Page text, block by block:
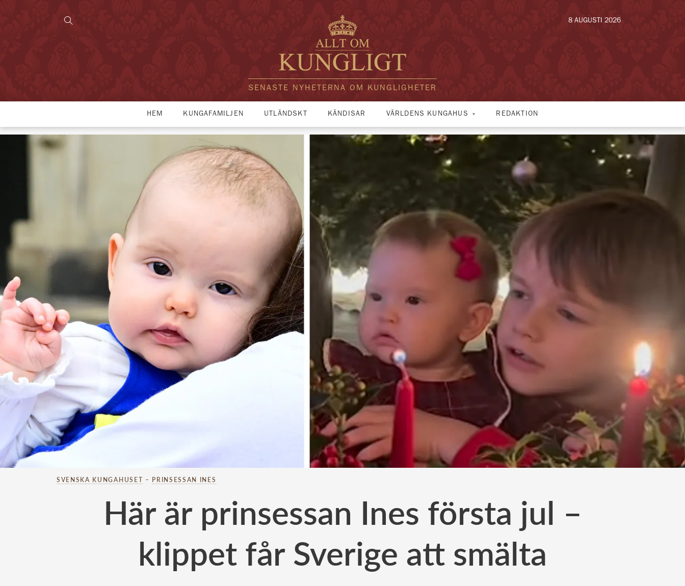
SENASTE NYHETERNA OM KUNGLIGHETER
8 AUGUSTI 2026
HEM KUNGAFAMILJEN UTLÄNDSKT KÄNDISAR VÄRLDENS KUNGAHUS REDAKTION
SVENSKA KUNGAHUSET – PRINSESSAN INES
Här är prinsessan Ines första jul –
klippet får Sverige att smälta